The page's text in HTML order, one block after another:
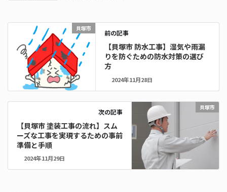
貝塚市
前の記事
【貝塚市 防水工事】湿気や雨漏
りを防ぐための防水対策の選び
方
2024年11月28日
貝塚市
次の記事
【貝塚市 塗装工事の流れ】スム
ーズな工事を実現するための事前
準備と手順
2024年11月29日